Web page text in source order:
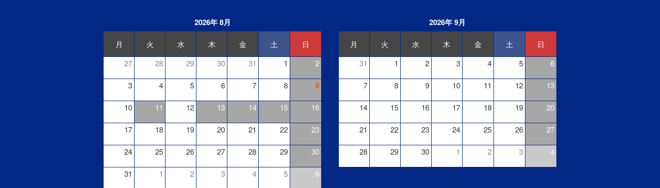
2026年 8月
月 火 水 木 金 土
日
27
28 29 30 31 1 2
3 4 5 6 7 8 9
10 11 12 13 14 15 16
17 18 19 20 21 22 23
24 25 26 27 28 29 30
31 1 2 3 4 5 6
2026年 9月
月 火 水 木 金 土
日
31
1 2 3 4 5 6
7 8 9 10 11 12 13
14 15 16 17 18 19 20
21 22 23 24 25 26 27
28 29 30 1 2 3 4